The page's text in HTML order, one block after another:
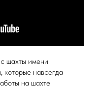
шахты имени
которые навсегда
на шахте